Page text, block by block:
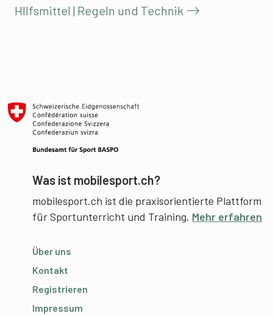
HIlfsmittel | Regeln und Technik
Was ist mobilesport.ch?
mobilesport.ch ist die praxisorientierte Plattform
für Sportunterricht und Training. Mehr erfahren
Über uns
Kontakt
Registrieren
Impressum